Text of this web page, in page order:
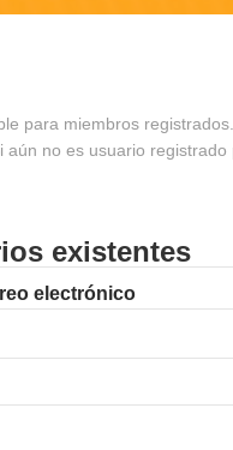
para miembros
aún no es usuario
existentes
electrónico